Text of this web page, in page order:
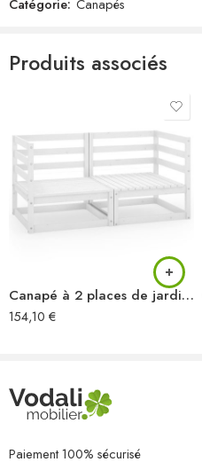
Catégorie: Canapés
Produits associés
Canapé à 2 places de jardin Blanc Bois de pin solide
154,10 €
Paiement 100% sécurisé